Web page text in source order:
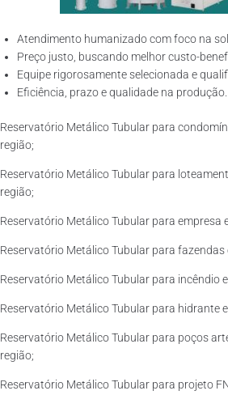
Atendimento humanizado com foco na
Preço justo, buscando melhor custo-
Equipe rigorosamente selecionada e
Eficiência, prazo e qualidade na produção.
Reservatório Metálico Tubular para
região;
Reservatório Metálico Tubular para
região;
Reservatório Metálico Tubular para empresa
Reservatório Metálico Tubular para fazendas
Reservatório Metálico Tubular para incêndio
Reservatório Metálico Tubular para hidrante
Reservatório Metálico Tubular para poços
região;
Reservatório Metálico Tubular para projeto